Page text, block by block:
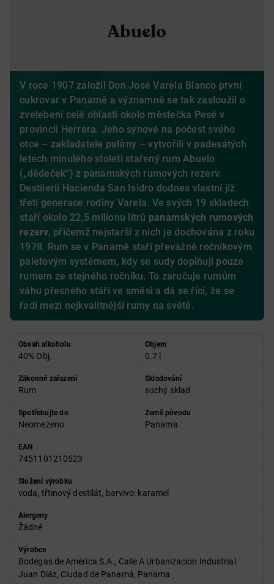
Abuelo
V roce 1907 založil Don José Varela Blanco první
cukrovar v Panamě a významně se tak zasloužil o
zvelebení celé oblasti okolo městečka Pesé v
provincii Herrera. Jeho synové na počest svého
otce – zakladatele palírny – vytvořili v padesátých
letech minulého století stařený rum Abuelo
(„dědeček“) z panamských rumových rezerv.
Destilerii Hacienda San Isidro dodnes vlastní již
třetí generace rodiny Varela. Ve svých 19 skladech
staří okolo 22,5 milionu litrů panamských rumových
rezerv, přičemž nejstarší z nich je dochována z roku
1978. Rum se v Panamě staří převážně ročníkovým
paletovým systémem, kdy se sudy doplňují pouze
rumem ze stejného ročníku. To zaručuje rumům
váhu přesného stáří ve směsi a dá se říci, že se
řadí mezi nejkvalitnější rumy na světě.
Obsah alkoholu
40% Obj.
Objem
0.7 l
Zákonné zařazení
Rum
Skladování
suchý sklad
Spotřebujte do
Neomezeno
Země původu
Panama
EAN
7451101210523
Složení výrobku
voda, třtinový destilát, barvivo: karamel
Alergeny
Žádné
Výrobce
Bodegas de América S.A., Calle A Urbanizacion Industrial
Juan Diáz, Ciudad de Panamá, Panama